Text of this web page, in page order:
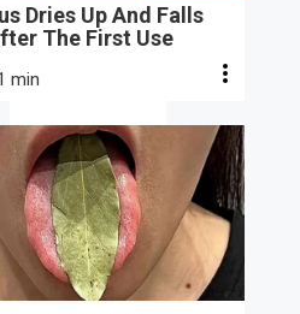
Dries Up And Falls
The First Use
min